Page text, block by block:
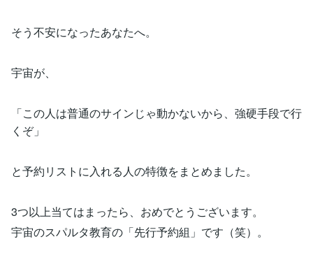
そう不安になったあなたへ。
宇宙が、
「この人は普通のサインじゃ動かないから、強硬手段で行
くぞ」
と予約リストに入れる人の特徴をまとめました。
3つ以上当てはまったら、おめでとうございます。
宇宙のスパルタ教育の「先行予約組」です（笑）。